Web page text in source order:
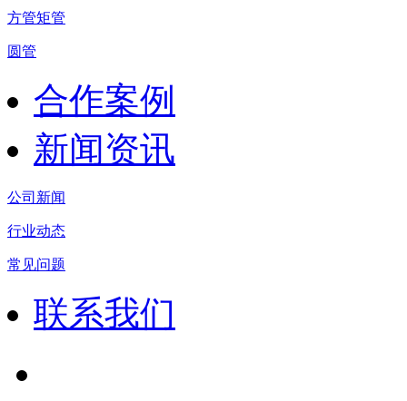
方管矩管
圆管
合作案例
新闻资讯
公司新闻
行业动态
常见问题
联系我们